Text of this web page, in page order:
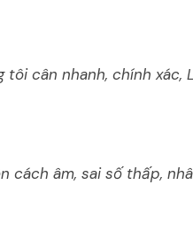
cân nhanh, chính xác,
cách âm, sai số thấp,